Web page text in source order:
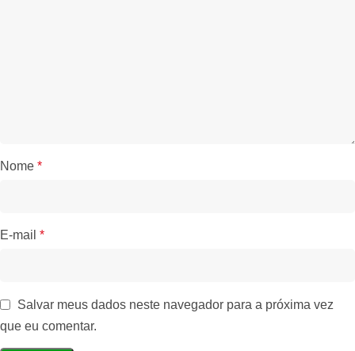
Nome *
E-mail *
Salvar meus dados neste navegador para a próxima vez
que eu comentar.